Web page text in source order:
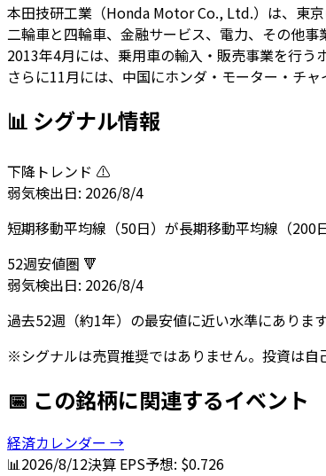
本田技研工業（Honda Motor Co., Ltd.）は、東
二輪車と四輪車、金融サービス、電力、その他事
2013年4月には、乗用車の輸入・販売事業を行う
さらに11月には、中国にホンダ・モーター・チ
📊 シグナル情報
下降トレンド ⚠️
弱気検出日: 2026/8/4
短期移動平均線（50日）が長期移動平均線（200
52週安値圏 🔻
弱気検出日: 2026/8/4
過去52週（約1年）の最安値に近い水準にありま
※シグナルは売買推奨ではありません。投資は自
📅 この銘柄に関連するイベント
経済カレンダー →
📊2026/8/12決算 EPS予想: $0.726